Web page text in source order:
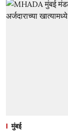
मुंबई